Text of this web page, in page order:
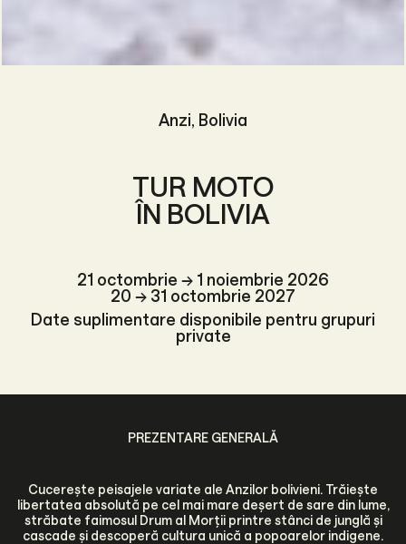
Anzi, Bolivia
TUR MOTO
ÎN BOLIVIA
21 octombrie → 1 noiembrie 2026
20 → 31 octombrie 2027
Date suplimentare disponibile pentru grupuri
private
PREZENTARE GENERALĂ
Cucerește peisajele variate ale Anzilor bolivieni. Trăiește
libertatea absolută pe cel mai mare deșert de sare din lume,
străbate faimosul Drum al Morții printre stânci de junglă și
cascade și descoperă cultura unică a popoarelor indigene.